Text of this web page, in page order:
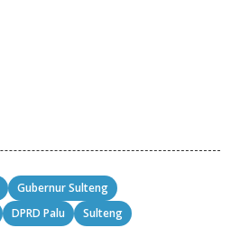
Gubernur Sulteng
DPRD Palu Sulteng